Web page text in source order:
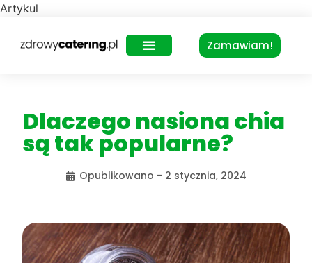
Artykul
Zamawiam!
Dlaczego nasiona chia
są tak popularne?
Opublikowano - 2 stycznia, 2024